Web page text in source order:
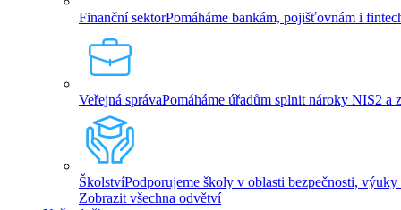
Finanční sektorPomáháme bankám, pojišťovnám i
Veřejná správaPomáháme úřadům splnit nároky NIS2 a
ŠkolstvíPodporujeme školy v oblasti bezpečnosti,
Zobrazit všechna odvětví